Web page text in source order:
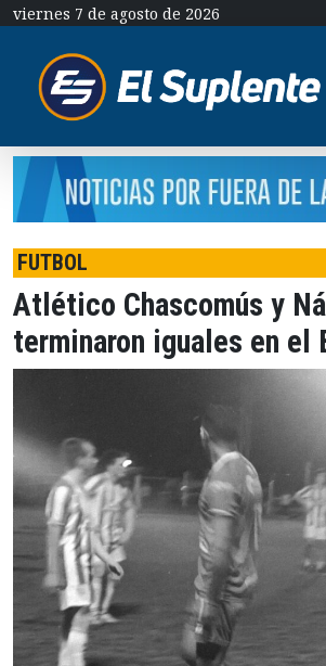
viernes 7 de agosto de 2026
FUTBOL
Atlético Chascomús y
terminaron iguales en el